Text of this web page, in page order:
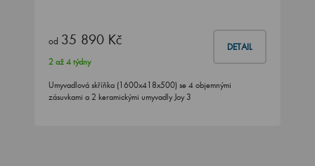
od 35 890 Kč DETAIL
2 až 4 týdny
Umyvadlová skříňka (1600x418x500) se 4 objemnými
zásuvkami a 2 keramickými umyvadly Joy 3